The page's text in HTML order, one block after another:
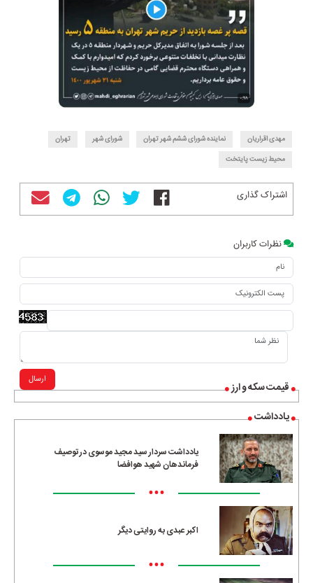
قیمت سکه و ارز
یادداشت
یادداشت سردار سید مجید موسوی در توصیف
فرماندهان شهید هوافضا
•••
اکبر عبدی به روایتی دیگر
•••
مهدی اقراریان نماینده شورای ششم شهر تهران شورای شهر
تهران
محیط زیست پایتخت
اشتراک گذاری
نظرات کاربران
ارسال